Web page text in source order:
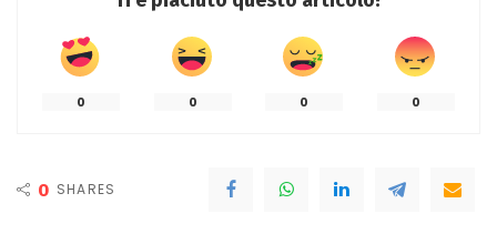
0 0 0 0
0 SHARES